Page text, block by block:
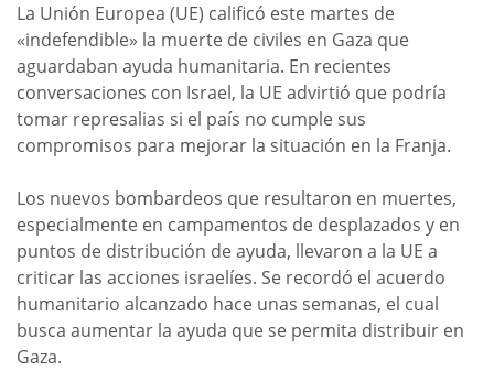
La Unión Europea (UE) calificó este martes de
«indefendible» la muerte de civiles en Gaza que
aguardaban ayuda humanitaria. En recientes
conversaciones con Israel, la UE advirtió que podría
tomar represalias si el país no cumple sus
compromisos para mejorar la situación en la Franja.
Los nuevos bombardeos que resultaron en muertes,
especialmente en campamentos de desplazados y en
puntos de distribución de ayuda, llevaron a la UE a
criticar las acciones israelíes. Se recordó el acuerdo
humanitario alcanzado hace unas semanas, el cual
busca aumentar la ayuda que se permita distribuir en
Gaza.